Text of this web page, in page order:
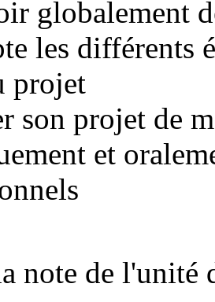
globalement
les différents
projet
son projet de
et
note de l'unité